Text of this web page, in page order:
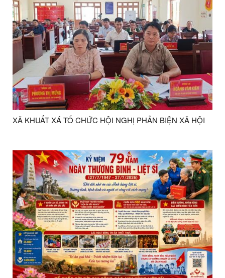
XÃ KHUẤT XÁ TỔ CHỨC HỘI NGHỊ PHẢN BIỆN XÃ HỘI